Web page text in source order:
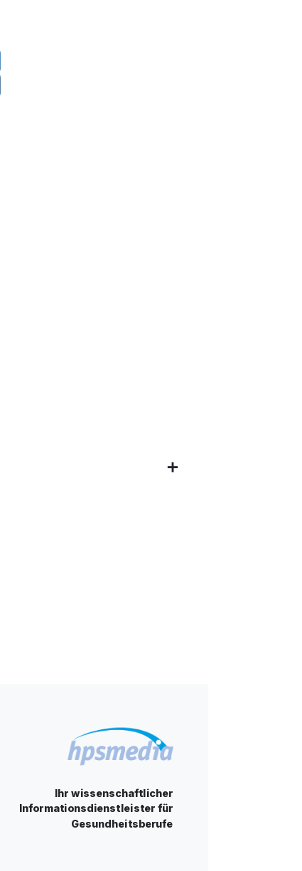
Ihr wissenschaftlicher
Informationsdienstleister für
Gesundheitsberufe